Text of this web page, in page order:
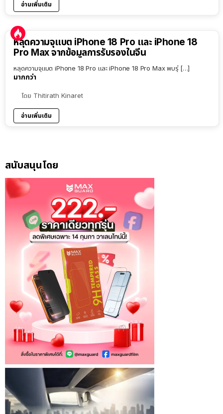
อ่านเพิ่มเติม
หลุดความจุแบต iPhone 18 Pro และ iPhone 18
Pro Max จากข้อมูลการรับรองในจีน
หลุดความจุแบต iPhone 18 Pro และ iPhone 18 Pro Max พบรุ่ […]
มากกว่า
โดย Thitirath Kinaret
อ่านเพิ่มเติม
สนับสนุนโดย